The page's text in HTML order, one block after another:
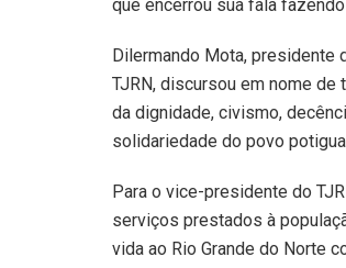
que encerrou sua fala
Dilermando Mota, presidente
TJRN, discursou em nome
da dignidade, civismo,
solidariedade do povo
Para o vice-presidente do
serviços prestados à
vida ao Rio Grande do Norte